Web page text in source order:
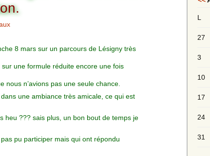
les joueurs
Coupe de Paris Dames
Messieurs
Messieurs
Equipe Senior 3
8 mars sur un parcours de Lésigny très
une formule réduite encore une fois
nous n’avions pas une seule chance.
une ambiance très amicale, ce qui est
heu ??? sais plus, un bon bout de temps je
pu participer mais qui ont répondu
L
27
3
10
17
24
31